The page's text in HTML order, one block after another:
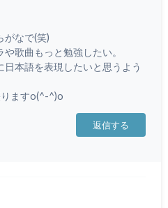
がなで(笑)
歌曲もっと勉強したい。
本語を表現したいと思うよう
ますo(^-^)o
返信する